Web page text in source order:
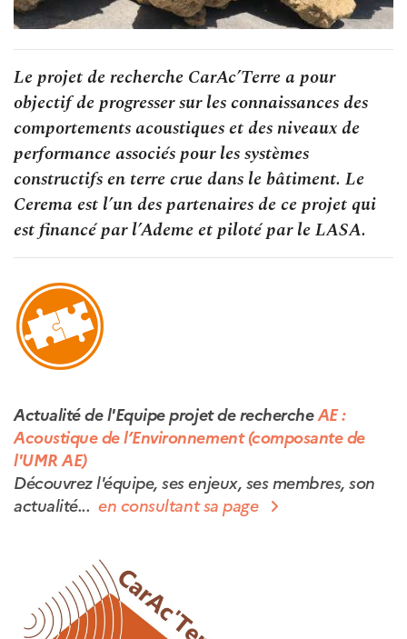
Le projet de recherche CarAc’Terre a pour
objectif de progresser sur les connaissances des
comportements acoustiques et des niveaux de
performance associés pour les systèmes
constructifs en terre crue dans le bâtiment. Le
Cerema est l’un des partenaires de ce projet qui
est financé par l’Ademe et piloté par le LASA.
Actualité de l'Equipe projet de rechercheAE :
Acoustique de l’Environnement (composante de
l'UMR AE)
Découvrez l'équipe, ses enjeux, ses membres, son
actualité...en consultant sa page